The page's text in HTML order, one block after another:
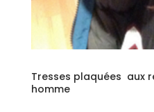
Tresses plaquées aux
homme